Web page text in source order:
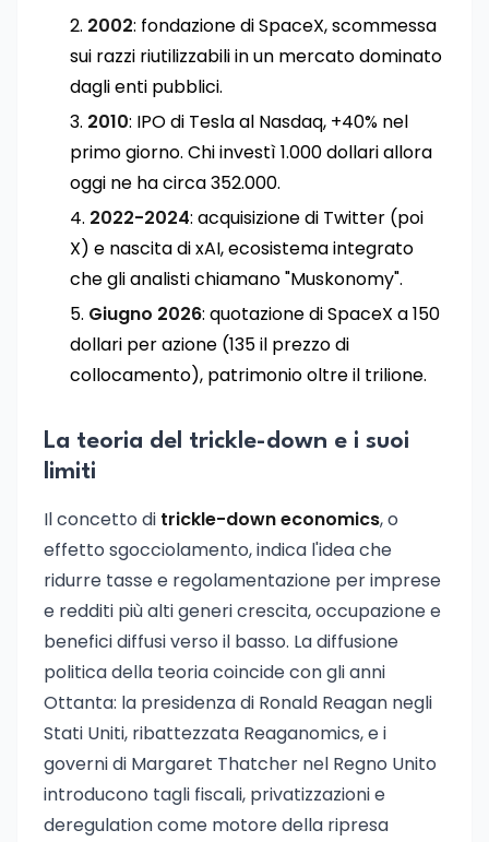
2002: fondazione di SpaceX, scommessa
sui razzi riutilizzabili in un mercato dominato
dagli enti pubblici.
2010: IPO di Tesla al Nasdaq, +40% nel
primo giorno. Chi investì 1.000 dollari allora
oggi ne ha circa 352.000.
2022-2024: acquisizione di Twitter (poi
X) e nascita di xAI, ecosistema integrato
che gli analisti chiamano "Muskonomy".
Giugno 2026: quotazione di SpaceX a 150
dollari per azione (135 il prezzo di
collocamento), patrimonio oltre il trilione.
La teoria del trickle-down e i suoi
limiti
Il concetto di trickle-down economics, o
effetto sgocciolamento, indica l'idea che
ridurre tasse e regolamentazione per imprese
e redditi più alti generi crescita, occupazione e
benefici diffusi verso il basso. La diffusione
politica della teoria coincide con gli anni
Ottanta: la presidenza di Ronald Reagan negli
Stati Uniti, ribattezzata Reaganomics, e i
governi di Margaret Thatcher nel Regno Unito
introducono tagli fiscali, privatizzazioni e
deregulation come motore della ripresa